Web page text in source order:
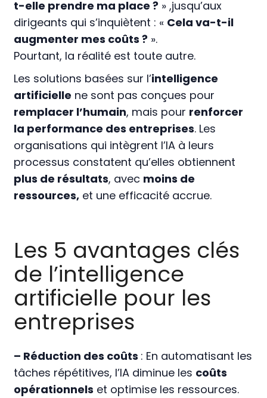
t-elle prendre ma place ? » ,jusqu’aux
dirigeants qui s’inquiètent : « Cela va-t-il
augmenter mes coûts ? ».
Pourtant, la réalité est toute autre.
Les solutions basées sur l’intelligence
artificielle ne sont pas conçues pour
remplacer l’humain, mais pour renforcer
la performance des entreprises. Les
organisations qui intègrent l’IA à leurs
processus constatent qu’elles obtiennent
plus de résultats, avec moins de
ressources, et une efficacité accrue.
Les 5 avantages clés
de l’intelligence
artificielle pour les
entreprises
– Réduction des coûts : En automatisant les
tâches répétitives, l’IA diminue les coûts
opérationnels et optimise les ressources.